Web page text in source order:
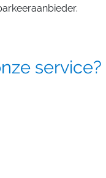
service?